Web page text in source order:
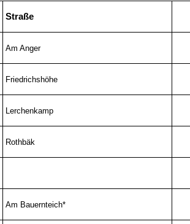
Straße
Am Anger
Friedrichshöhe
Lerchenkamp
Rothbäk
Am Bauernteich*